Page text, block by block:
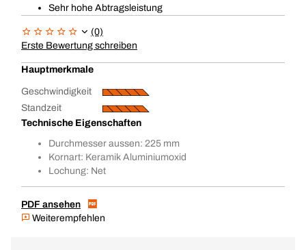
Sehr hohe Abtragsleistung
(0)
Erste Bewertung schreiben
Hauptmerkmale
Geschwindigkeit
Standzeit
Technische Eigenschaften
Durchmesser aussen: 225 mm
Kornart: Keramik Aluminiumoxid
Lochung: Net
PDF ansehen
Weiterempfehlen